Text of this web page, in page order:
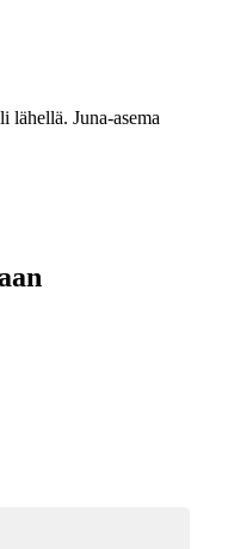
Juna-asema